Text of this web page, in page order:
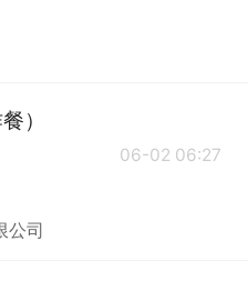
）
06-02 06:27
公司